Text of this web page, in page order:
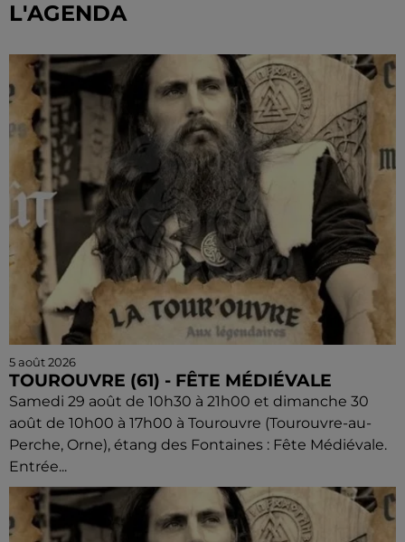
L'AGENDA
5 août 2026
TOUROUVRE (61) - FÊTE MÉDIÉVALE
Samedi 29 août de 10h30 à 21h00 et dimanche 30
août de 10h00 à 17h00 à Tourouvre (Tourouvre-au-
Perche, Orne), étang des Fontaines : Fête Médiévale.
Entrée...